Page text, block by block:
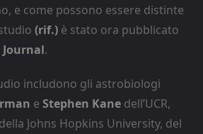
e come possono essere distinte
(rif.) è stato ora pubblicato
.
includono gli astrobiologi
e Stephen Kane dell’UCR,
Johns Hopkins University, del